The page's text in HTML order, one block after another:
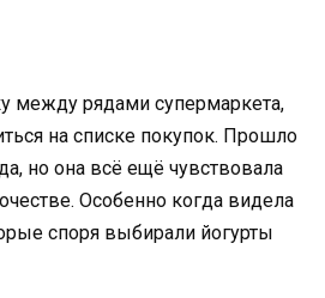
между рядами супермаркета,
на списке покупок. Прошло
но она всё ещё чувствовала
Особенно когда видела
споря выбирали йогурты